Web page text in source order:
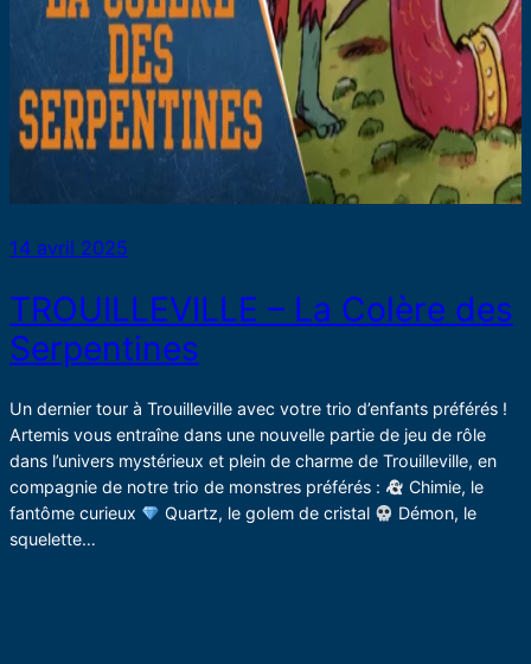
14 avril 2025
TROUILLEVILLE – La Colère des
Serpentines
Un dernier tour à Trouilleville avec votre trio d’enfants préférés !
Artemis vous entraîne dans une nouvelle partie de jeu de rôle
dans l’univers mystérieux et plein de charme de Trouilleville, en
compagnie de notre trio de monstres préférés :
Chimie, le
fantôme curieux
Quartz, le golem de cristal
Démon, le
squelette…